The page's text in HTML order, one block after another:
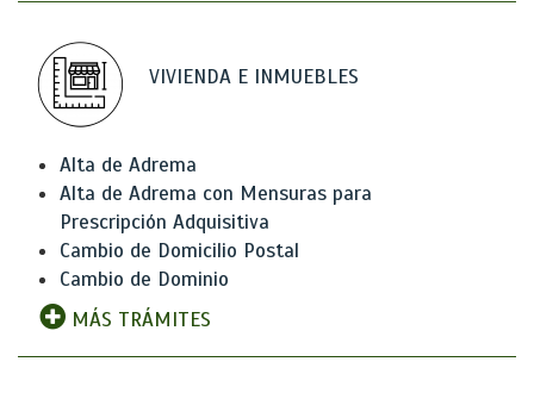
VIVIENDA E INMUEBLES
Alta de Adrema
Alta de Adrema con Mensuras para
Prescripción Adquisitiva
Cambio de Domicilio Postal
Cambio de Dominio
MÁS TRÁMITES